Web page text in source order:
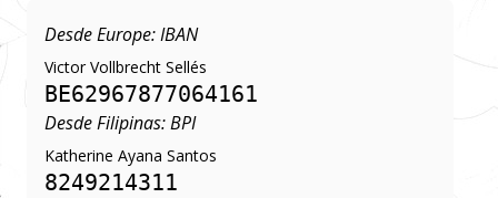
Desde Europe: IBAN
Victor Vollbrecht Sellés
BE62967877064161
Desde Filipinas: BPI
Katherine Ayana Santos
8249214311